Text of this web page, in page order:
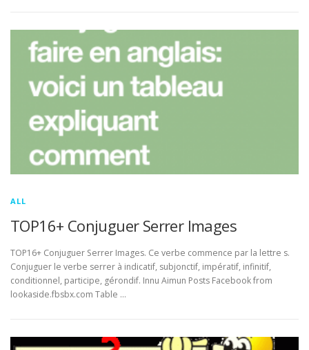
ALL
TOP16+ Conjuguer Serrer Images
TOP16+ Conjuguer Serrer Images. Ce verbe commence par la lettre s.
Conjuguer le verbe serrer à indicatif, subjonctif, impératif, infinitif,
conditionnel, participe, gérondif. Innu Aimun Posts Facebook from
lookaside.fbsbx.com Table …